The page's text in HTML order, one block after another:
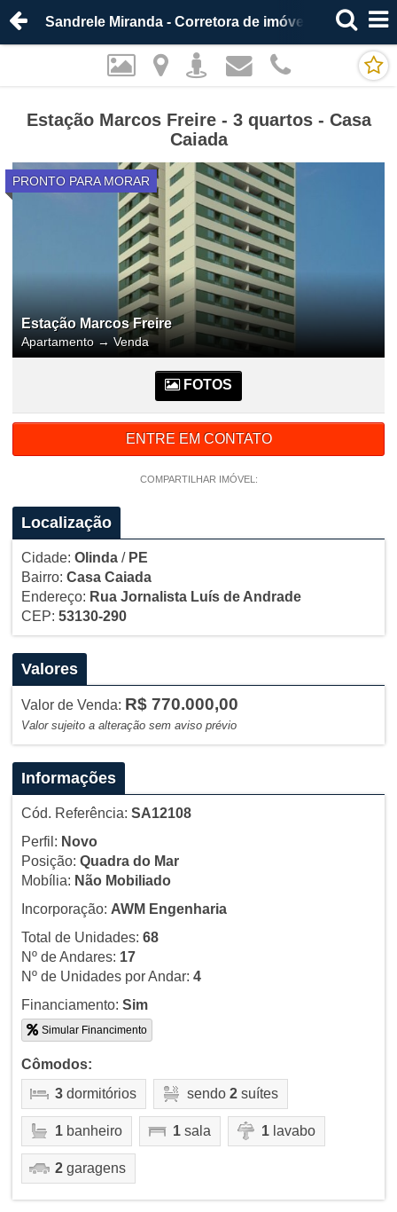
Sandrele Miranda - Corretora de imóveis
Estação Marcos Freire - 3 quartos - Casa
Caiada
PRONTO PARA MORAR
Estação Marcos Freire
Apartamento → Venda
FOTOS
ENTRE EM CONTATO
COMPARTILHAR IMÓVEL:
Localização
Cidade: Olinda/ PE
Bairro: Casa Caiada
Endereço: Rua Jornalista Luís de Andrade
CEP: 53130-290
Valores
Valor de Venda: R$ 770.000,00
Valor sujeito a alteração sem aviso prévio
Informações
Cód. Referência: SA12108
Perfil: Novo
Posição: Quadra do Mar
Mobília: Não Mobiliado
Incorporação: AWM Engenharia
Total de Unidades: 68
Nº de Andares: 17
Nº de Unidades por Andar: 4
Financiamento: Sim
Simular Financimento
Cômodos:
3dormitórios sendo 2suítes
1banheiro 1sala 1lavabo
2garagens